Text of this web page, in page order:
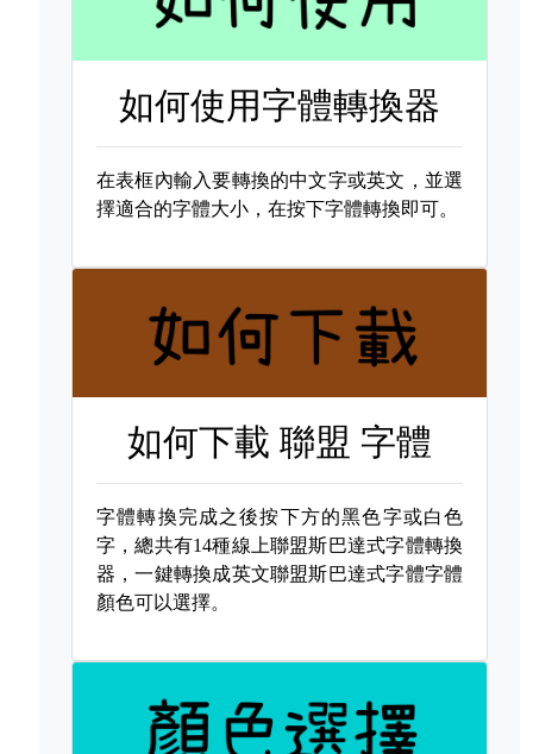
如何使用字體轉換器
在表框內輸入要轉換的中文字或英文，並選
擇適合的字體大小，在按下字體轉換即可。
如何下載聯盟 字體
字體轉換完成之後按下方的黑色字或白色
字，總共有14種線上聯盟斯巴達式字體轉換
器，一鍵轉換成英文聯盟斯巴達式字體字體
顏色可以選擇。